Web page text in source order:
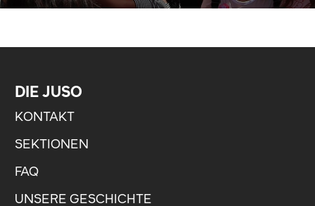
DIE JUSO
KONTAKT
SEKTIONEN
FAQ
UNSERE GESCHICHTE